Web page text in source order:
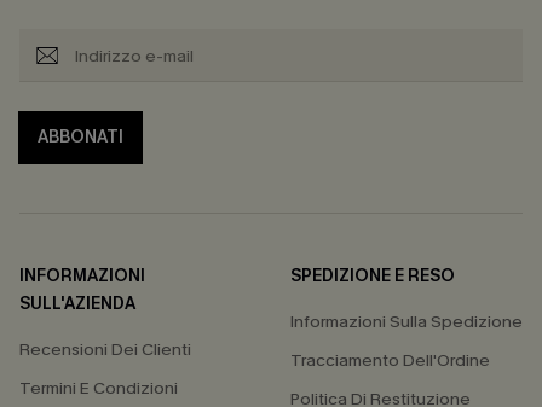
ABBONATI
INFORMAZIONI
SULL'AZIENDA
Recensioni Dei Clienti
Termini E Condizioni
SPEDIZIONE E RESO
Informazioni Sulla Spedizione
Tracciamento Dell'Ordine
Politica Di Restituzione